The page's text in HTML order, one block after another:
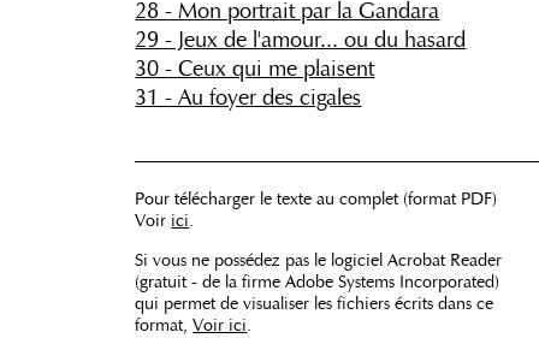
28 - Mon portrait par la Gandara
29 - Jeux de l'amour... ou du hasard
30 - Ceux qui me plaisent
31 - Au foyer des cigales
Pour télécharger le texte au complet (format PDF)
Voir ici.
Si vous ne possédez pas le logiciel Acrobat Reader
(gratuit - de la firme Adobe Systems Incorporated)
qui permet de visualiser les fichiers écrits dans ce
format,Voir ici.